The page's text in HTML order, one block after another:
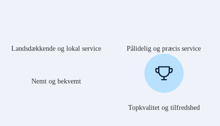
Landsdækkende og lokal service Pålidelig og præcis service
Nemt og bekvemt
Topkvalitet og tilfredshed